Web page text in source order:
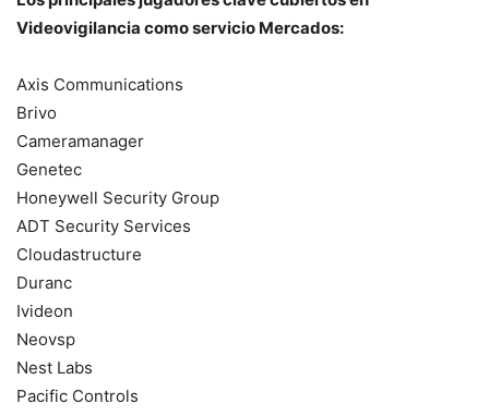
Videovigilancia como servicio Mercados:
Axis Communications
Brivo
Cameramanager
Genetec
Honeywell Security Group
ADT Security Services
Cloudastructure
Duranc
Ivideon
Neovsp
Nest Labs
Pacific Controls